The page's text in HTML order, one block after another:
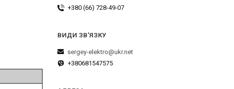
+380 (66) 728-49-07
sergey-elektro@ukr.net
+380681547575